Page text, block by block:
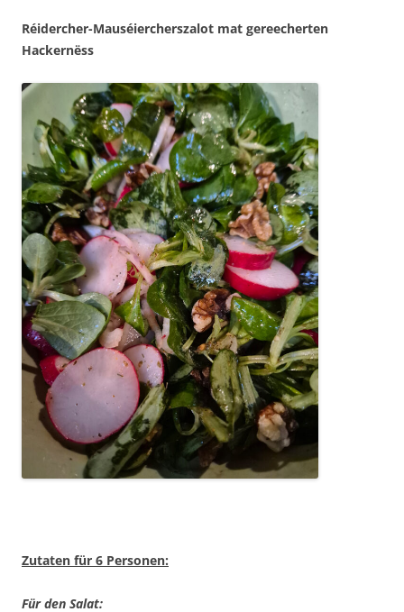
Réidercher-Mauséiercherszalot mat gereecherten
Hackernëss
Zutaten für 6 Personen:
Für den Salat: